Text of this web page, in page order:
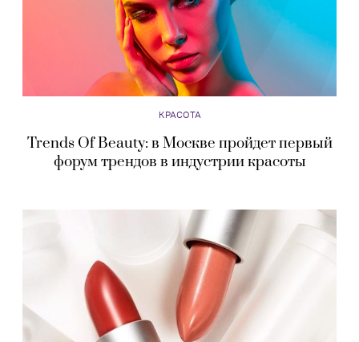
КРАСОТА
Trends Of Beauty: в Москве пройдет первый
форум трендов в индустрии красоты